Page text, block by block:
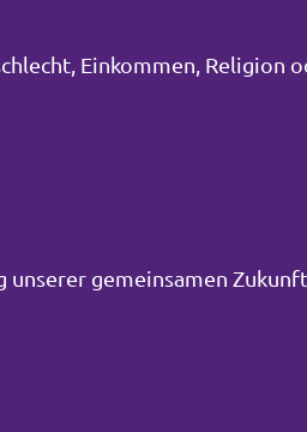
Einkommen, Religion
gemeinsamen